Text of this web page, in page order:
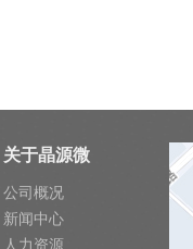
关于晶源微
公司概况
新闻中心
人力资源